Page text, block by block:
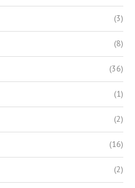
(3)
(8)
(36)
(1)
(2)
(16)
(2)